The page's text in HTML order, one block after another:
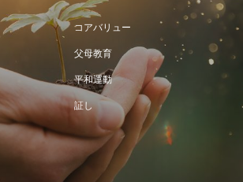
コアバリュー
父母教育
平和運動
証し